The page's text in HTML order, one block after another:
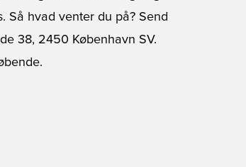
Så hvad venter du på? Send
38, 2450 København SV.